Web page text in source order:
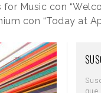
Music con
con “Today at